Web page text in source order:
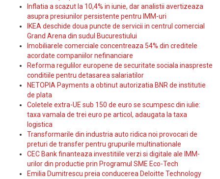
Inflatia a scazut la 10,4% in iunie, dar analistii avertizeaza
asupra presiunilor persistente pentru IMM-uri
IKEA deschide doua puncte de servicii in centrul comercial
Grand Arena din sudul Bucurestiului
Imobiliarele comerciale concentreaza 54% din creditele
acordate companiilor nefinanciare
Reforma regulilor europene de securitate sociala inaspreste
conditiile pentru detasarea salariatilor
NETOPIA Payments a obtinut autorizatia BNR de institutie
de plata
Coletele extra-UE sub 150 de euro se scumpesc din iulie:
taxa vamala de trei euro pe articol, adaugata la taxa
logistica
Transformarile din industria auto ridica noi provocari de
preturi de transfer pentru grupurile multinationale
CEC Bank finanteaza investitiile verzi si digitale ale IMM-
urilor din productie prin Programul SME Eco-Tech
Emilia Dumitrescu preia conducerea Deloitte Technology